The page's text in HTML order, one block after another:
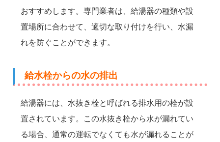
おすすめします。専門業者は、給湯器の種類や設
置場所に合わせて、適切な取り付けを行い、水漏
れを防ぐことができます。
給水栓からの水の排出
給湯器には、水抜き栓と呼ばれる排水用の栓が設
置されています。この水抜き栓から水が漏れてい
る場合、通常の運転でなくても水が漏れることが